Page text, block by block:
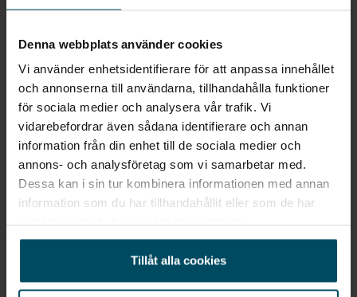
Denna webbplats använder cookies
Vi använder enhetsidentifierare för att anpassa innehållet
och annonserna till användarna, tillhandahålla funktioner
för sociala medier och analysera vår trafik. Vi
vidarebefordrar även sådana identifierare och annan
information från din enhet till de sociala medier och
annons- och analysföretag som vi samarbetar med.
Dessa kan i sin tur kombinera informationen med annan
information som du har tillhandahållit eller som de har
Tillåt alla cookies
Totalvikt 3500 kg
Tjänstevikt 3110 kg
Lastkapacitet
Ge ditt omdöme
Säljare på avdelningen
Servicerådgivare/Säljare
Ekholm